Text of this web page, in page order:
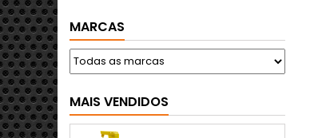
MARCAS
MAIS VENDIDOS